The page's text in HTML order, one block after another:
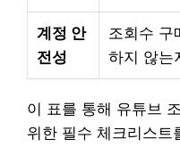
계정 안
전성
조회수 구
하지 않는
이 표를 통해 유튜브
위한 필수 체크리스트